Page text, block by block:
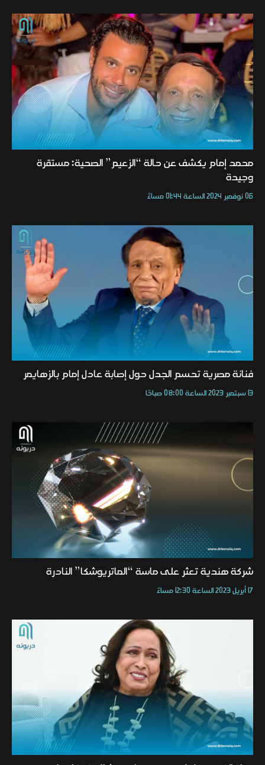
محمد إمام يكشف عن حالة “الزعيم” الصحية: مستقرة
وجيدة
06 نوفمبر 2024 الساعة 01:44 مساءً
فنانة مصرية تحسم الجدل حول إصابة عادل إمام بالزهايمر
13 سبتمبر 2023 الساعة 08:00 صباحًا
شركة هندية تعثر على ماسة “الماتريوشكا” النادرة
17 أبريل 2023 الساعة 12:30 مساءً